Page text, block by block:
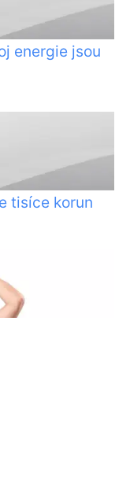
energie jsou
tisíce korun